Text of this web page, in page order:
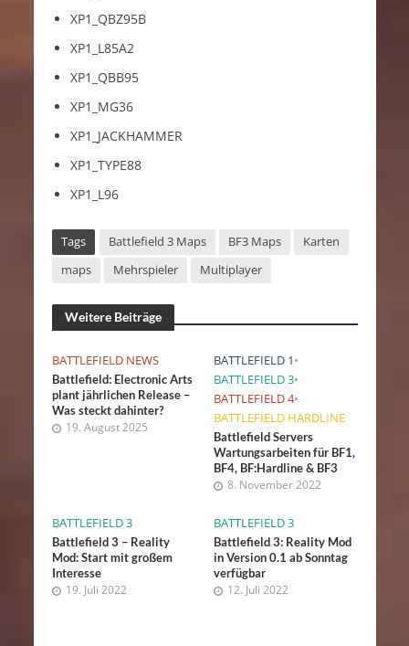
XP1_QBZ95B
XP1_L85A2
XP1_QBB95
XP1_MG36
XP1_JACKHAMMER
XP1_TYPE88
XP1_L96
Tags Battlefield 3 Maps BF3 Maps
Karten
maps
Mehrspieler Multiplayer
Weitere Beiträge
BATTLEFIELD NEWS
Battlefield: Electronic Arts
plant jährlichen Release –
Was steckt dahinter?
19. August 2025
BATTLEFIELD 1•
BATTLEFIELD 3•
BATTLEFIELD 4•
BATTLEFIELD HARDLINE
Battlefield Servers
Wartungsarbeiten für BF1,
BF4, BF:Hardline & BF3
8. November 2022
BATTLEFIELD 3
Battlefield 3 – Reality
Mod: Start mit großem
Interesse
19. Juli 2022
BATTLEFIELD 3
Battlefield 3: Reality Mod
in Version 0.1 ab Sonntag
verfügbar
12. Juli 2022